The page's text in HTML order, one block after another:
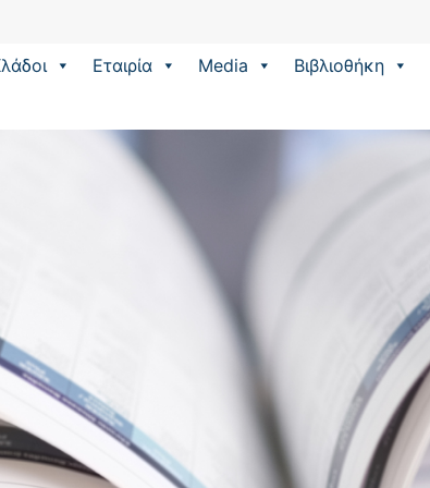
Εταιρία Media Βιβλιοθήκη